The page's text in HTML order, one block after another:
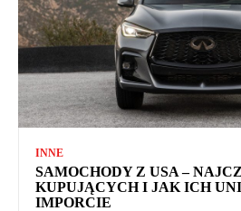
INNE
SAMOCHODY Z USA –
KUPUJĄCYCH I JAK ICH
IMPORCIE